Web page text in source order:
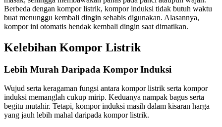
Berbeda dengan kompor listrik, kompor induksi tidak butuh waktu
buat menunggu kembali dingin sehabis digunakan. Alasannya,
kompor ini otomatis hendak kembali dingin saat dimatikan.
Kelebihan Kompor Listrik
Lebih Murah Daripada Kompor Induksi
Wujud serta keragaman fungsi antara kompor listrik serta kompor
induksi memanglah cukup mirip. Keduanya nampak bagus serta
begitu mutahir. Tetapi, kompor induksi masih dalam kisaran harga
yang jauh lebih mahal daripada kompor listrik.